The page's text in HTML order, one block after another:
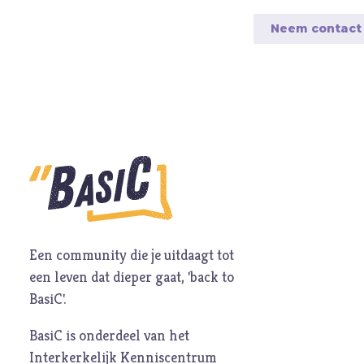
Neem contact
Een community die je uitdaagt tot
een leven dat dieper gaat, 'back to
BasiC'.
BasiC is onderdeel van het
Interkerkelijk Kenniscentrum